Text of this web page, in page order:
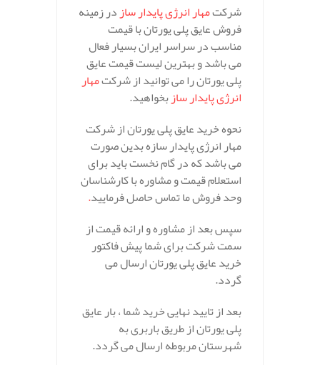
شرکتمهار انرژی پایدار سازدر زمینه
فروش عایق پلی یورتان با قیمت
مناسب در سراسر ایران بسیار فعال
می باشد و بهترین لیست قیمت عایق
پلی یورتان را می توانید از شرکتمهار
انرژی پایدار سازبخواهید.
نحوه خرید عایق پلی یورتان از شرکت
مهار انرژی پایدار سازه بدین صورت
می باشد که در گام نخست باید برای
استعلام قیمت و مشاوره با کارشناسان
وحد فروش ما تماس حاصل فرمایید.
سپس بعد از مشاوره و ارائه قیمت از
سمت شرکت برای شما پیش فاکتور
خرید عایق پلی یورتان ارسال می
گردد.
بعد از تایید نهایی خرید شما ، بار عایق
پلی یورتان از طریق باربری به
شهرستان مربوطه ارسال می گردد.